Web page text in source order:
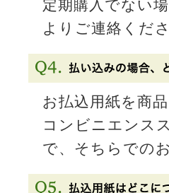
定期購入でない
よりご連絡くださ
お払込用紙を商
コンビニエンス
で、そちらでの